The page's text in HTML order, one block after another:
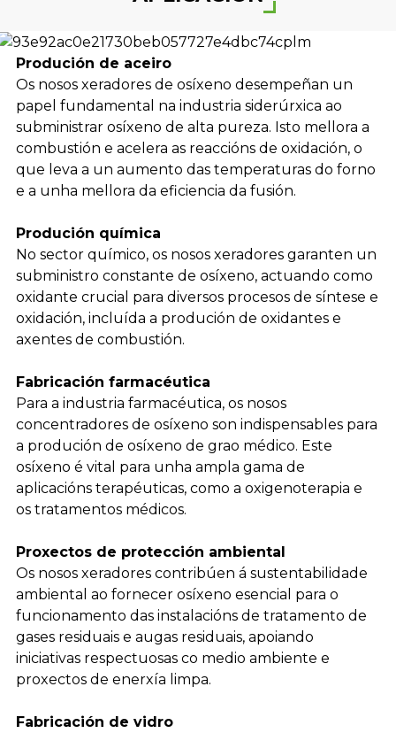
Produción de aceiro
Os nosos xeradores de osíxeno desempeñan un
papel fundamental na industria siderúrxica ao
subministrar osíxeno de alta pureza. Isto mellora a
combustión e acelera as reaccións de oxidación, o
que leva a un aumento das temperaturas do forno
e a unha mellora da eficiencia da fusión.
Produción química
No sector químico, os nosos xeradores garanten un
subministro constante de osíxeno, actuando como
oxidante crucial para diversos procesos de síntese e
oxidación, incluída a produción de oxidantes e
axentes de combustión.
Fabricación farmacéutica
Para a industria farmacéutica, os nosos
concentradores de osíxeno son indispensables para
a produción de osíxeno de grao médico. Este
osíxeno é vital para unha ampla gama de
aplicacións terapéuticas, como a oxigenoterapia e
os tratamentos médicos.
Proxectos de protección ambiental
Os nosos xeradores contribúen á sustentabilidade
ambiental ao fornecer osíxeno esencial para o
funcionamento das instalacións de tratamento de
gases residuais e augas residuais, apoiando
iniciativas respectuosas co medio ambiente e
proxectos de enerxía limpa.
Fabricación de vidro